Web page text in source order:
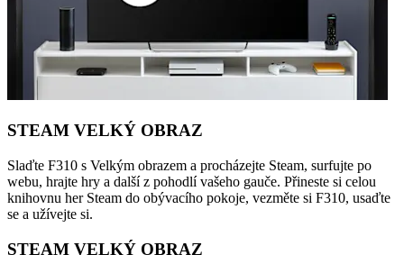
STEAM VELKÝ OBRAZ
Slaďte F310 s Velkým obrazem a procházejte Steam, surfujte po
webu, hrajte hry a další z pohodlí vašeho gauče. Přineste si celou
knihovnu her Steam do obývacího pokoje, vezměte si F310, usaďte
se a užívejte si.
STEAM VELKÝ OBRAZ